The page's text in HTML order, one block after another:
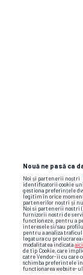
Nouă ne pasă ca
Noi și partenerii noștri
identificatorii cookie
gestiona preferințele
legitim în orice
partenerilor noștri și nu
Noi si partenerii nostri
furnizorii nostri de
functioneze, pentru a
interesele si/sau
pentru a analiza
legatura cu
modalitatea indicataaici
de tip Cookie, care
catre Vendor-ii cu care
schimba preferintele
functionarea website-